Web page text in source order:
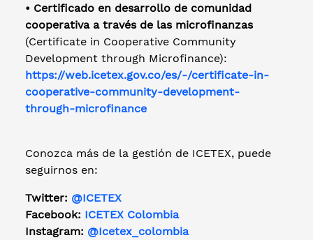
• Certificado en desarrollo de comunidad
cooperativa a través de las microfinanzas
(Certificate in Cooperative Community
Development through Microfinance):
https://web.icetex.gov.co/es/-/certificate-in-
cooperative-community-development-
through-microfinance
Conozca más de la gestión de ICETEX, puede
seguirnos en:
Twitter: @ICETEX
Facebook: ICETEX Colombia
Instagram: @Icetex_colombia